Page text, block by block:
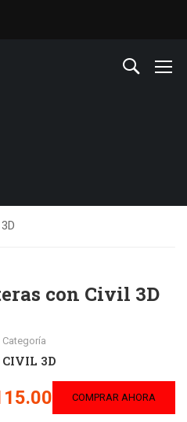
con Civil 3D
Categoría
CIVIL 3D
COMPRAR AHORA